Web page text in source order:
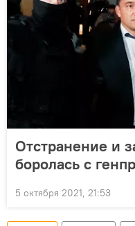
Отстранение и
боролась с
5 октября 2021, 21:53